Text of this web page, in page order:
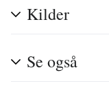
Kilder
Se også